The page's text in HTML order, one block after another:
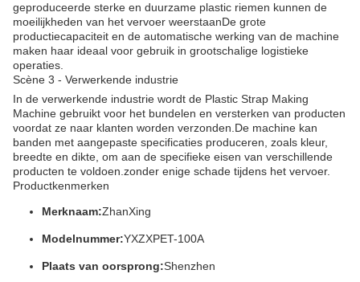
geproduceerde sterke en duurzame plastic riemen kunnen de
moeilijkheden van het vervoer weerstaanDe grote
productiecapaciteit en de automatische werking van de machine
maken haar ideaal voor gebruik in grootschalige logistieke
operaties.
Scène 3 - Verwerkende industrie
In de verwerkende industrie wordt de Plastic Strap Making
Machine gebruikt voor het bundelen en versterken van producten
voordat ze naar klanten worden verzonden.De machine kan
banden met aangepaste specificaties produceren, zoals kleur,
breedte en dikte, om aan de specifieke eisen van verschillende
producten te voldoen.zonder enige schade tijdens het vervoer.
Productkenmerken
Merknaam:ZhanXing
Modelnummer:YXZXPET-100A
Plaats van oorsprong:Shenzhen